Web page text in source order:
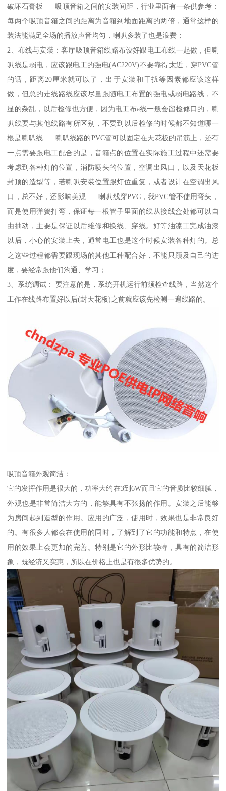
破坏石膏板 吸顶音箱之间的安装间距，行业里面有一条供参考：
每两个吸顶音箱之间的距离为音箱到地面距离的两倍，通常这样的
装法能满足全场的播放声音均匀，喇叭多装了也是浪费；
2、布线与安装：客厅吸顶音箱线路布设好跟电工布线一起做，但喇
叭线是弱电，应该跟电工的强电(AC220V)不要靠得太近，穿PVC管
的话，距离20厘米就可以了，出于安装和干扰等因素都应该这样
做，但总的走线路线应该尽量跟随电工布置的强电或弱电路线，不
显的杂乱，以后检修也方便，因为电工布a线一般会留检修口的，喇
叭线要与其他线路有所区别，不要到以后检修的时候都不知道哪一
根是喇叭线 喇叭线路的PVC管可以固定在天花板的吊筋上，还有
一点需要跟电工配合的是，音箱点的位置在实际施工过程中还需要
考虑到各种灯的位置，消防喷头的位置，空调出风口，以及天花板
封顶的造型等，若喇叭安装位置跟灯位重复，或者设计在空调出风
口，总不好，还影响美观 喇叭线穿PVC，我PVC管不使用弯头，
而是使用弹簧打弯，保证每一根管子里面的线从接线盒处都可以自
由抽动，主要是保证以后维修和换线、穿线。好等油漆工完成油漆
以后，小心的安装上去，通常电工也是这个时候安装各种灯的。总
之这些过程都需要跟现场的其他工种配合好，不能只顾及自己的进
度，要经常跟他们沟通、学习；
3、系统调试： 要注意的是，系统开机运行前须检查线路，当然这个
工作在线路布置好以后(封天花板)之前就应该先检测一遍线路的。
吸顶音箱外观简洁：
它的发挥作用是很大的，功率大约在3到6W而且它的音质比较细腻，
外观也是非常简洁大方的，能够具有不张扬的作用。安装之后能够
为房间起到造型的作用。应用的广泛，使用时，效果也是非常良好
的。有很多人都会在使用的同时，了解到了它的功能和特点，在使
用的效果上会更加的完善。特别是它的外形比较特，具有的简洁形
象，既经济又实惠，所以在价格上也是有很多优势的。